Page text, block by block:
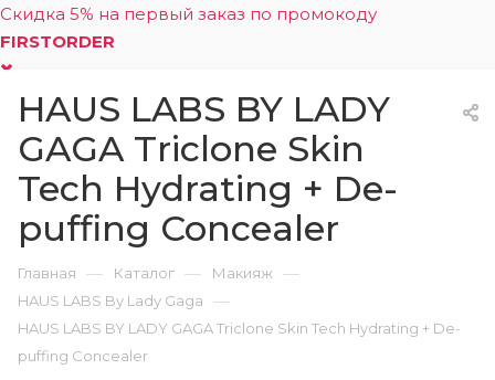
Скидка 5% на первый заказ по промокоду
FIRSTORDER
0
HAUS LABS BY LADY
GAGA Triclone Skin
Tech Hydrating + De-
puffing Concealer
Главная — Каталог — Макияж —
HAUS LABS By Lady Gaga —
HAUS LABS BY LADY GAGA Triclone Skin Tech Hydrating + De-
puffing Concealer